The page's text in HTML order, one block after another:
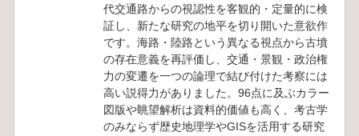
代交通路からの視認性を客観的・定量的に検
証し、新たな研究の地平を切り開いた意欲作
です。海路・陸路という異なる視点から古墳
の存在意義を再評価し、交通・景観・政治権
力の変遷を一つの論理で結び付けた考察には
高い説得力がありました。96点に及ぶカラー
図版や眺望解析は資料的価値も高く、考古学
のみならず歴史地理学やGISを活用する研究